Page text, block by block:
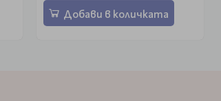
Добави в количката